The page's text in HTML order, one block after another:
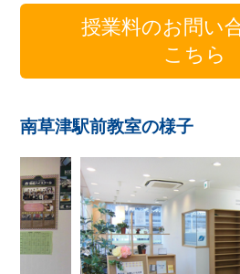
授業料のお問い
こちら
南草津駅前教室の様子